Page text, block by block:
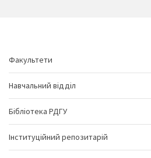
Факультети
Навчальний відділ
Бібліотека РДГУ
Інституційний репозитарій